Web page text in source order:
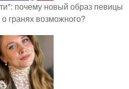
почему новый образ певицы
гранях возможного?